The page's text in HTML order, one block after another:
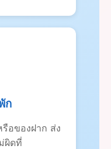
ก
รือของฝาก ส่ง
ผิดที่